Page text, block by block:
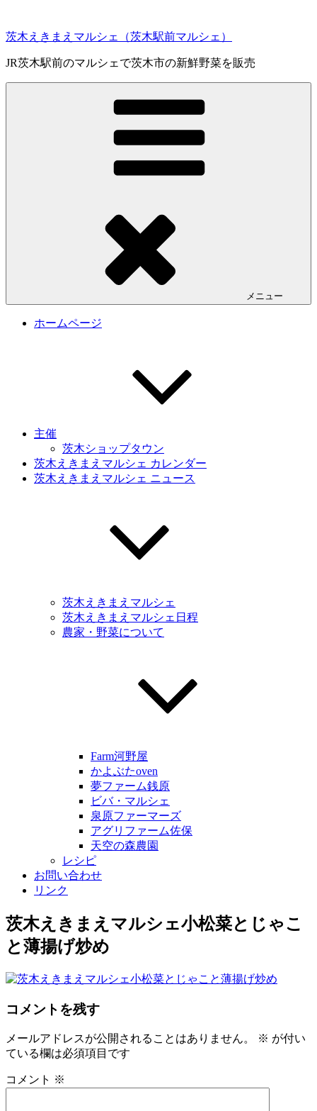
テ
ン
へ
茨木えきまえマルシェ（茨木駅前マルシェ）
JR茨木駅前のマルシェで茨木市の新鮮野菜を販売
メニュー
ホームページ
主催
茨木ショップタウン
茨木えきまえマルシェ カレンダー
茨木えきまえマルシェ ニュース
茨木えきまえマルシェ
茨木えきまえマルシェ日程
農家・野菜について
Farm河野屋
かよぶたoven
夢ファーム銭原
ビバ・マルシェ
泉原ファーマーズ
アグリファーム佐保
天空の森農園
レシピ
お問い合わせ
リンク
茨木えきまえマルシェ小松菜とじゃこ
と薄揚げ炒め
コメントを残す
メールアドレスが公開されることはありません。 ※ が付い
ている欄は必須項目です
コメント ※